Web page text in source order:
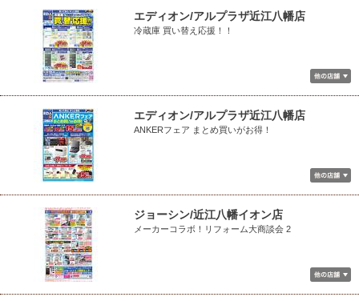
エディオン/アルプラザ近江八幡店
冷蔵庫 買い替え応援！！
エディオン/アルプラザ近江八幡店
ANKERフェア まとめ買いがお得！
ジョーシン/近江八幡イオン店
メーカーコラボ！リフォーム大商談会 2